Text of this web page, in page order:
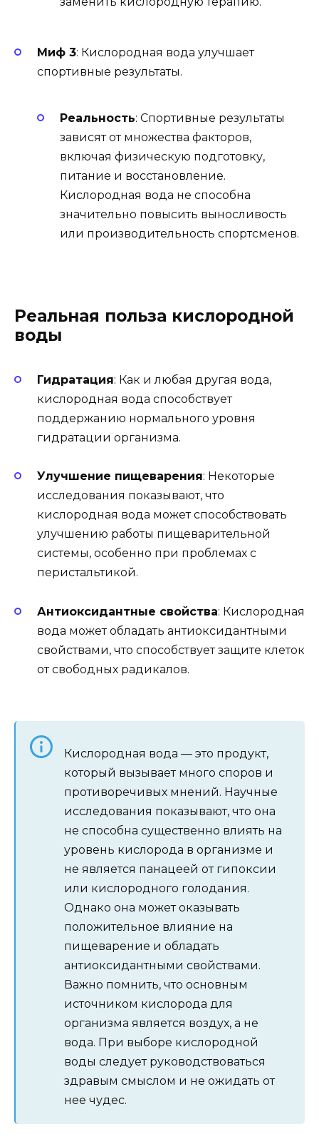
Миф 3: Кислородная вода улучшает
спортивные результаты.
Реальность: Спортивные результаты
зависят от множества факторов,
включая физическую подготовку,
питание и восстановление.
Кислородная вода не способна
значительно повысить выносливость
или производительность спортсменов.
Реальная польза кислородной
воды
Гидратация: Как и любая другая вода,
кислородная вода способствует
поддержанию нормального уровня
гидратации организма.
Улучшение пищеварения: Некоторые
исследования показывают, что
кислородная вода может способствовать
улучшению работы пищеварительной
системы, особенно при проблемах с
перистальтикой.
Антиоксидантные свойства: Кислородная
вода может обладать антиоксидантными
свойствами, что способствует защите клеток
от свободных радикалов.
Кислородная вода — это продукт,
который вызывает много споров и
противоречивых мнений. Научные
исследования показывают, что она
не способна существенно влиять на
уровень кислорода в организме и
не является панацеей от гипоксии
или кислородного голодания.
Однако она может оказывать
положительное влияние на
пищеварение и обладать
антиоксидантными свойствами.
Важно помнить, что основным
источником кислорода для
организма является воздух, а не
вода. При выборе кислородной
воды следует руководствоваться
здравым смыслом и не ожидать от
нее чудес.